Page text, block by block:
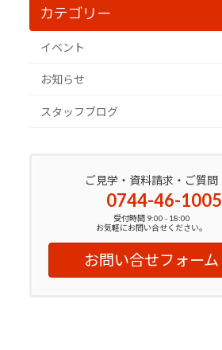
カテゴリー
イベント
お知らせ
スタッフブログ
ご見学・資料請求・ご質問
0744-46-1005
受付時間 9:00 - 18:00
お気軽にお問い合せください。
お問い合せフォーム